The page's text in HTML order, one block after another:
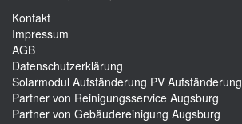
Kontakt
Impressum
AGB
Datenschutzerklärung
Solarmodul Aufständerung PV Aufständerung
Partner von Reinigungsservice Augsburg
Partner von Gebäudereinigung Augsburg